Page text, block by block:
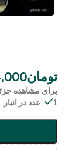
تومان
برای مشاهده
1 عدد در انبار